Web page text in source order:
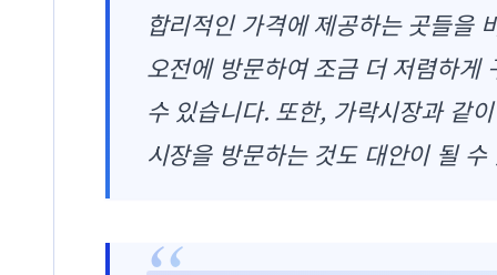
합리적인 가격에 제공하는 곳들을
오전에 방문하여 조금 더 저렴하게
수 있습니다. 또한, 가락시장과 같
시장을 방문하는 것도 대안이 될 수